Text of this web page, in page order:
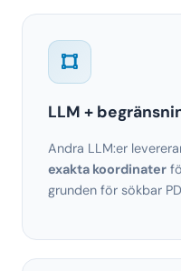
LLM +
Andra LLM:er
exakta koordinater
grunden för sökbar